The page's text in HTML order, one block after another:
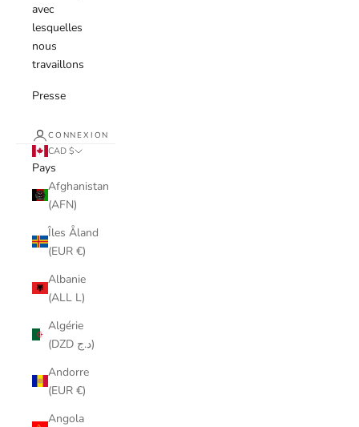
avec
lesquelles
nous
travaillons
Presse
CONNEXION
CAD $
Pays
Afghanistan
(AFN)
Îles Åland
(EUR €)
Albanie
(ALL L)
Algérie
(DZD د.ج)
Andorre
(EUR €)
Angola